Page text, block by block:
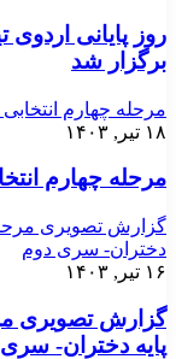
روز پایانی اردوی
برگزار شد
مرحله چهارم
۱۸ تیر, ۱۴۰۳
مرحله چهارم
گزارش تصویری
دختران- سری دوم
۱۶ تیر, ۱۴۰۳
گزارش تصویری
پایه دختران-